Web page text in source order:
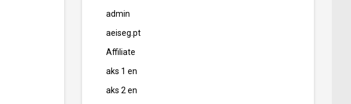
admin
aeiseg.pt
Affiliate
aks 1 en
aks 2 en